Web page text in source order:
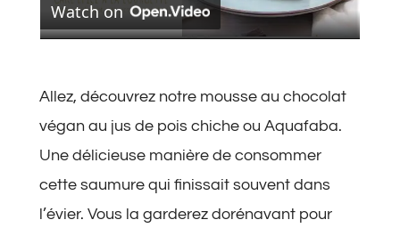
Video
Watch on
Allez, découvrez notre mousse au chocolat
végan au jus de pois chiche ou Aquafaba.
Une délicieuse manière de consommer
cette saumure qui finissait souvent dans
l’évier. Vous la garderez dorénavant pour